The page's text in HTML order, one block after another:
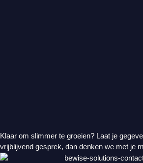
Klaar om slimmer te groeien? Laat je
vrijblijvend gesprek, dan denken we met je